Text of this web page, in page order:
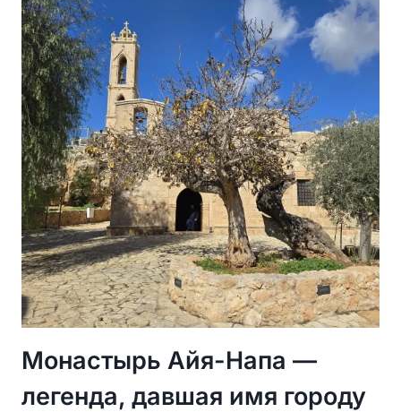
ЖЕМЧУЖИНА
СТАРОЙ
НИКОСИИ
Монастырь Айя-Напа —
легенда, давшая имя городу